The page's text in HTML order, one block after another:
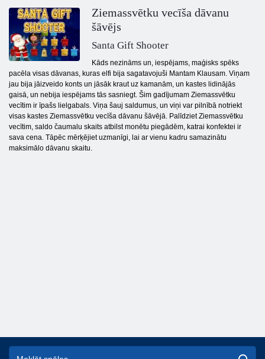
Ziemassvētku vecīša dāvanu
šāvējs
Santa Gift Shooter
Kāds nezināms un, iespējams, maģisks spēks
pacēla visas dāvanas, kuras elfi bija sagatavojuši Mantam Klausam. Viņam
jau bija jāizveido konts un jāsāk kraut uz kamanām, un kastes lidinājās
gaisā, un nebija iespējams tās sasniegt. Šim gadījumam Ziemassvētku
vecītim ir īpašs lielgabals. Viņa šauj saldumus, un viņi var pilnībā notriekt
visas kastes Ziemassvētku vecīša dāvanu šāvējā. Palīdziet Ziemassvētku
vecītim, saldo čaumalu skaits atbilst monētu piegādēm, katrai konfektei ir
sava cena. Tāpēc mērķējiet uzmanīgi, lai ar vienu kadru samazinātu
maksimālo dāvanu skaitu.